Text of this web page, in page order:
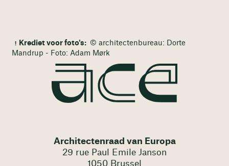
Krediet voor foto's: © architectenbureau: Dorte
Mandrup - Foto: Adam Mørk
Architectenraad van Europa
29 rue Paul Emile Janson
1050 Brussel